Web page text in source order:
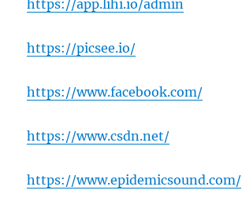
https://app.lihi.io/admin
https://picsee.io/
https://www.facebook.com/
https://www.csdn.net/
https://www.epidemicsound.com/